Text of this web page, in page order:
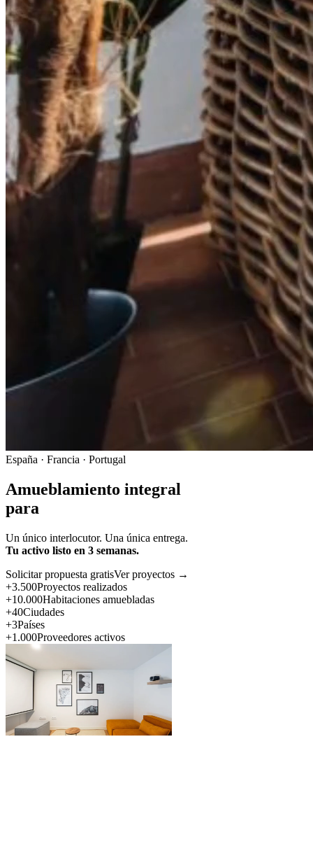
España · Francia · Portugal
Amueblamiento integral
para
Un único interlocutor. Una única entrega.
Tu activo listo en 3 semanas.
Solicitar propuesta gratisVer proyectos →
+3.500Proyectos realizados
+10.000Habitaciones amuebladas
+40Ciudades
+3Países
+1.000Proveedores activos